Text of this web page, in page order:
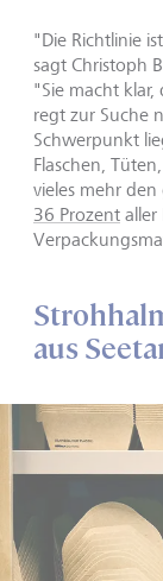
"Die Richtlinie
sagt Christoph
"Sie macht
regt zur Suche
Schwerpunkt
Flaschen,
vieles mehr
36 Prozent
aus